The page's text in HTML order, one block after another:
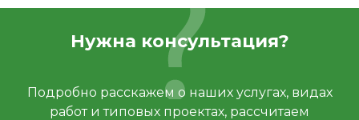
Нужна консультация?
Подробно расскажем о наших услугах, видах
работ и типовых проектах, рассчитаем